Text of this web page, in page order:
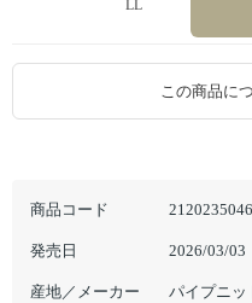
商品コード
発売日 2026/03/03
産地／メーカー パイプニッ
LL
この商品に